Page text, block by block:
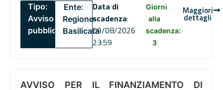
Tipo:
Avviso
pubblico
Ente:
Regione
Basilicata
Data di
scadenza:
09/08/2026
23:59
Giorni
alla
scadenza:
3
Maggiori
dettagli
AVVISO PER IL FINANZIAMENTO DI